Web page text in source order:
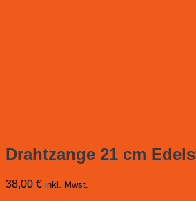
Drahtzange 21 cm
38,00 € inkl. Mwst.